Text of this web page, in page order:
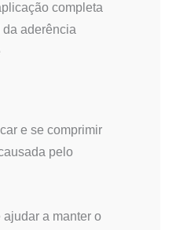
completa
aderência
e se comprimir
pelo
a manter o